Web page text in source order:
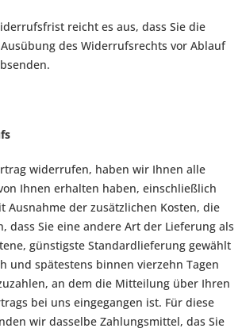
reicht es aus, dass Sie die
des Widerrufsrechts vor Ablauf
widerrufen, haben wir Ihnen alle
Ihnen erhalten haben, einschließlich
Ausnahme der zusätzlichen Kosten, die
dass Sie eine andere Art der Lieferung als
günstigste Standardlieferung gewählt
und spätestens binnen vierzehn Tagen
an dem die Mitteilung über Ihren
bei uns eingegangen ist. Für diese
wir dasselbe Zahlungsmittel, das Sie